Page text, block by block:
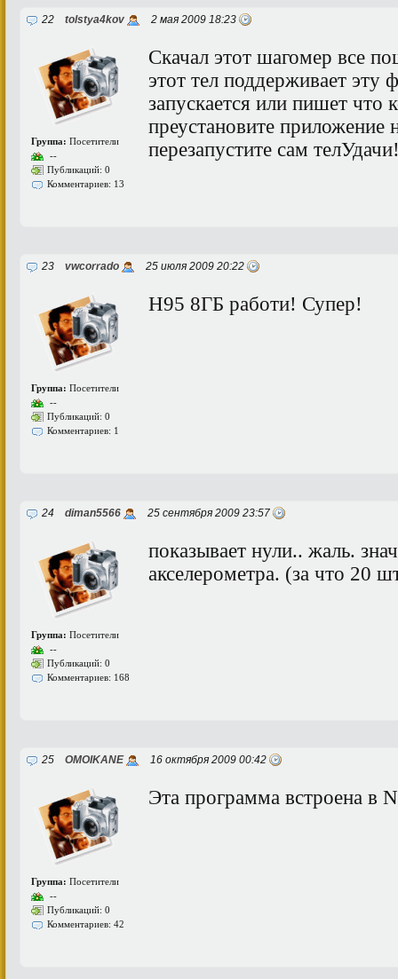
22 tolstya4kov 2 мая 2009 18:23
Группа: Посетители
--
Публикаций: 0
Комментариев: 13
Скачал этот шагомер все
этот тел поддерживает эту
запускается или пишет что
преустановите приложение
перезапустите сам
23 vwcorrado 25 июля 2009 20:22
Группа: Посетители
--
Публикаций: 0
Комментариев: 1
Н95 8ГБ работи! Супер!
24 diman5566 25 сентября 2009 23:57
Группа: Посетители
--
Публикаций: 0
Комментариев: 168
показывает нули.. жаль.
акселерометра. (за что 20
25 OMOIKANE 16 октября 2009 00:42
Группа: Посетители
--
Публикаций: 0
Комментариев: 42
Эта программа встроена в